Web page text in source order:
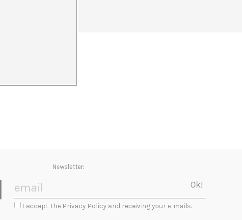
Newsletter:
I accept the Privacy Policy and receiving your e-mails.